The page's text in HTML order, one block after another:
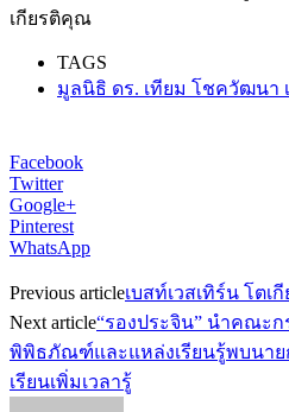
เกียรติคุณ
TAGS
มูลนิธิ ดร. เทียม โชควัฒนา
Facebook
Twitter
Google+
Pinterest
WhatsApp
Previous articleเบสท์เวสเทิร์น โตเ
Next article“รองประจิน” นำคณะ
พิพิธภัณฑ์และแหล่งเรียนรู้พบนาย
เรียนเพิ่มเวลารู้